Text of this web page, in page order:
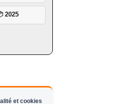
2025
et cookies